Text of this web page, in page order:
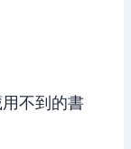
不到的書